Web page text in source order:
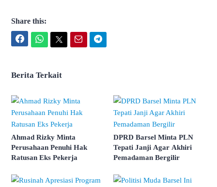
Share this:
Berita Terkait
Ahmad Rizky Minta
Perusahaan Penuhi Hak
Ratusan Eks Pekerja
DPRD Barsel Minta PLN
Tepati Janji Agar Akhiri
Pemadaman Bergilir